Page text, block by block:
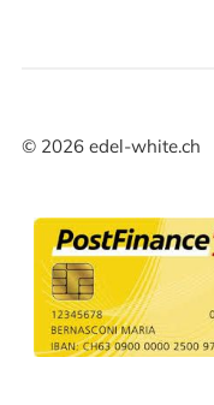
© 2026edel-white.ch